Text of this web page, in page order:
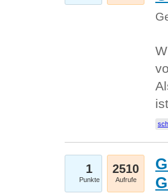
1
Punkte
2510
Aufrufe